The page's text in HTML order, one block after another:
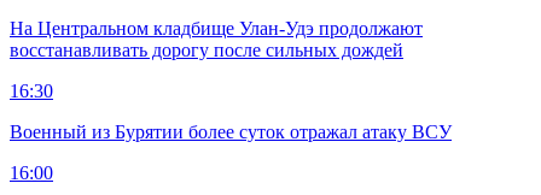
На Центральном кладбище Улан-Удэ продолжают
восстанавливать дорогу после сильных дождей
16:30
Военный из Бурятии более суток отражал атаку ВСУ
16:00